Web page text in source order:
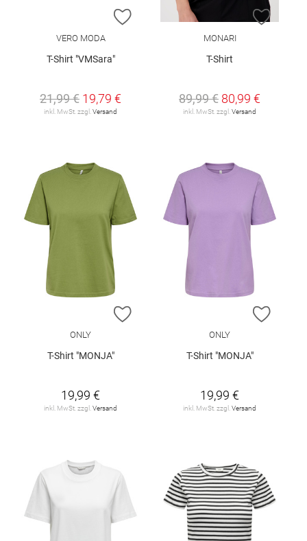
ZUR WUNSCHLISTE HINZUFÜGEN
VERO MODA
T-Shirt "VMSara"
21,99 € 19,79 €
inkl. MwSt. zzgl. Versand
ZUR
MONARI
T-Shirt
89,99 € 80,99 €
inkl. MwSt. zzgl. Versand
ZUR WUNSCHLISTE HINZUFÜGEN
ONLY
T-Shirt "MONJA"
19,99 €
inkl. MwSt. zzgl.Versand
ZUR
ONLY
T-Shirt "MONJA"
19,99 €
inkl. MwSt. zzgl.Versand